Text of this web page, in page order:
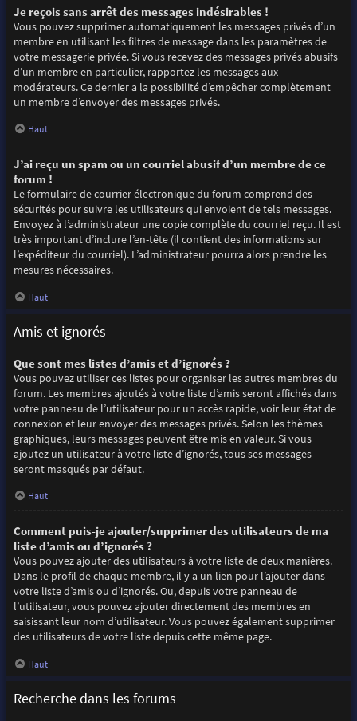
Je reçois sans arrêt des messages indésirables !
Vous pouvez supprimer automatiquement les messages privés d’un
membre en utilisant les filtres de message dans les paramètres de
votre messagerie privée. Si vous recevez des messages privés abusifs
d’un membre en particulier, rapportez les messages aux
modérateurs. Ce dernier a la possibilité d’empêcher complètement
un membre d’envoyer des messages privés.
Haut
J’ai reçu un spam ou un courriel abusif d’un membre de ce
forum !
Le formulaire de courrier électronique du forum comprend des
sécurités pour suivre les utilisateurs qui envoient de tels messages.
Envoyez à l’administrateur une copie complète du courriel reçu. Il est
très important d’inclure l’en-tête (il contient des informations sur
l’expéditeur du courriel). L’administrateur pourra alors prendre les
mesures nécessaires.
Haut
Amis et ignorés
Que sont mes listes d’amis et d’ignorés ?
Vous pouvez utiliser ces listes pour organiser les autres membres du
forum. Les membres ajoutés à votre liste d’amis seront affichés dans
votre panneau de l’utilisateur pour un accès rapide, voir leur état de
connexion et leur envoyer des messages privés. Selon les thèmes
graphiques, leurs messages peuvent être mis en valeur. Si vous
ajoutez un utilisateur à votre liste d’ignorés, tous ses messages
seront masqués par défaut.
Haut
Comment puis-je ajouter/supprimer des utilisateurs de ma
liste d’amis ou d’ignorés ?
Vous pouvez ajouter des utilisateurs à votre liste de deux manières.
Dans le profil de chaque membre, il y a un lien pour l’ajouter dans
votre liste d’amis ou d’ignorés. Ou, depuis votre panneau de
l’utilisateur, vous pouvez ajouter directement des membres en
saisissant leur nom d’utilisateur. Vous pouvez également supprimer
des utilisateurs de votre liste depuis cette même page.
Haut
Recherche dans les forums